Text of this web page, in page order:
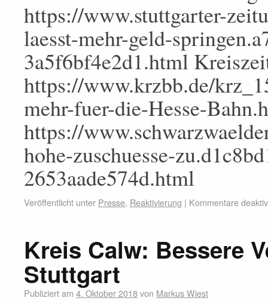
https://www.stuttgarter-
laesst-mehr-geld-
3a5f6bf4e2d1.html
https://www.krzbb.de/
mehr-fuer-die-Hesse-
https://
hohe-zuschuesse-
2653aade574d.html
Veröffentlicht unter Presse, Reaktivierung | Kommentare
Kreis Calw: Bessere
Stuttgart
Publiziert am 4. Oktober 2018von Markus Wiest